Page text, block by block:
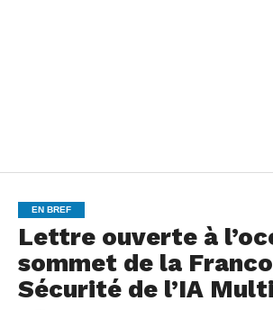
EN BREF
Lettre ouverte à
sommet de la
Sécurité de l’IA